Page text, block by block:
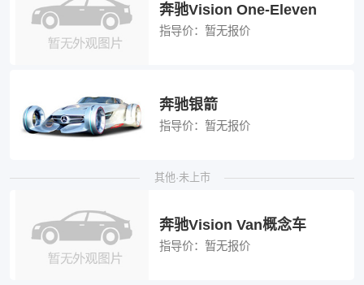
奔驰Vision One-Eleven
指导价： 暂无报价
奔驰银箭
指导价： 暂无报价
其他·未上市
奔驰Vision Van概念车
指导价： 暂无报价